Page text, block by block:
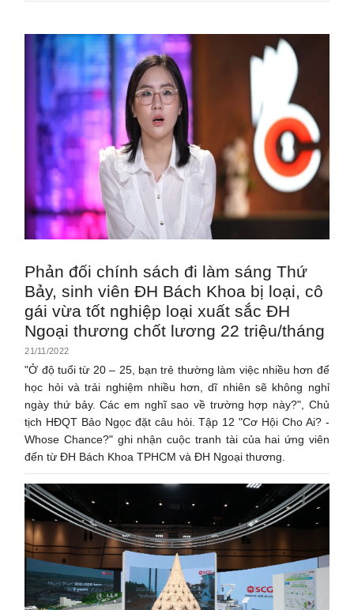
Phản đối chính sách đi làm sáng Thứ
Bảy, sinh viên ĐH Bách Khoa bị loại, cô
gái vừa tốt nghiệp loại xuất sắc ĐH
Ngoại thương chốt lương 22 triệu/tháng
21/11/2022
"Ở độ tuổi từ 20 – 25, bạn trẻ thường làm việc nhiều hơn để
học hỏi và trải nghiệm nhiều hơn, dĩ nhiên sẽ không nghỉ
ngày thứ bảy. Các em nghĩ sao về trường hợp này?", Chủ
tịch HĐQT Bảo Ngọc đặt câu hỏi. Tập 12 "Cơ Hội Cho Ai? -
Whose Chance?" ghi nhận cuộc tranh tài của hai ứng viên
đến từ ĐH Bách Khoa TPHCM và ĐH Ngoại thương.